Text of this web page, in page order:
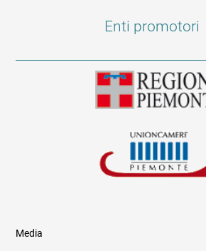
Enti promotori
Media